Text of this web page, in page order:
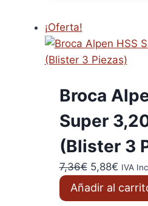
¡Oferta!
Broca
Super
(Blister 3
7,36€ El
precio
original
5,88€El
precio
actual
IVA
Añadir al